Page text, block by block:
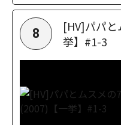
8
[HV]パパ
挙】#1-3